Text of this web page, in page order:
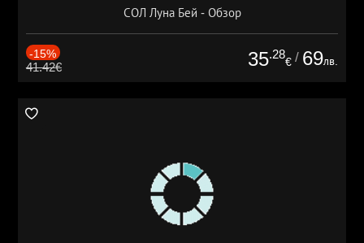
СОЛ Луна Бей - Обзор
-15%
41.42€ 35.28
€ / 69лв.